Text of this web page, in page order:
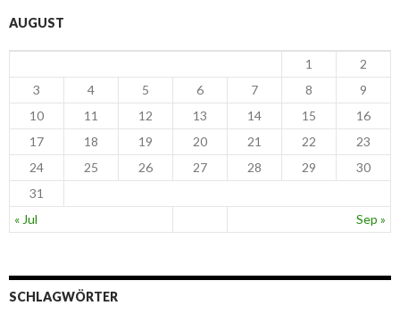
AUGUST
« Jul Sep »
1
2
3
4 5 6 7 8
9
10
11 12 13 14 15
16
17
18 19 20 21 22
23
24
25 26 27 28 29
30
31
SCHLAGWÖRTER